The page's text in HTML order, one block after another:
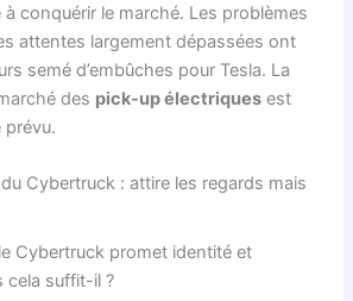
à conquérir le marché. Les problèmes
attentes largement dépassées ont
semé d’embûches pour Tesla. La
des pick-up électriques est
prévu.
Cybertruck : attire les regards mais
Cybertruck promet identité et
cela suffit-il ?